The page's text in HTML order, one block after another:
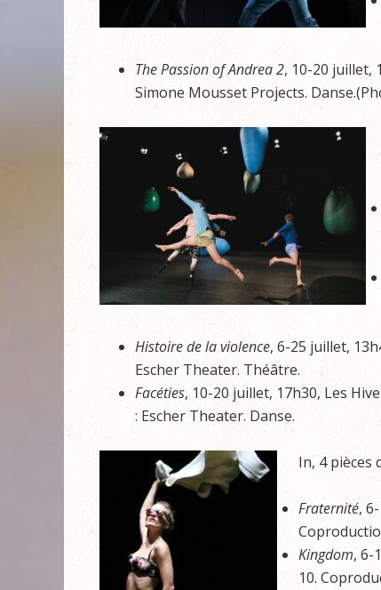
The Passion of Andrea 2, 10-20 juillet,
Simone Mousset Projects.
Histoire de la violence, 6-25 juillet,
Escher Theater. Théâtre.
Facéties, 10-20 juillet, 17h30, Les
: Escher Theater. Danse.
In, 4 pièces
Fraternité,
Kingdom, 6-
10.